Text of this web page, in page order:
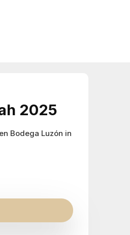
2025
Bodega Luzón in